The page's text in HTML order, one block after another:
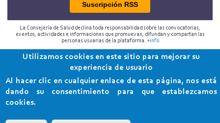
Suscripción RSS
La Consejería de Salud declina toda responsabilidad sobre las convocatorias,
eventos, actividades e informaciones que promuevan, difundan y compartan las
personas usuarias de la plataforma. +info
2018 Programa de Envejecimiento Saludable de la
Consejería de Salud
Utilizamos cookies en este sitio para mejorar su
experiencia de usuario
Al hacer clic en cualquier enlace de esta página, nos está
dando su consentimiento para que establezcamos
cookies.